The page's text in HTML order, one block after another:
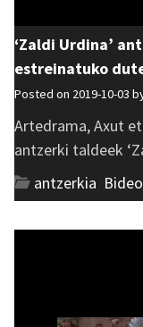
‘Zaldi Urdina’
estreinatuko
Posted on 2019-10-03
Artedrama, Axut
antzerki taldeek
antzerkia